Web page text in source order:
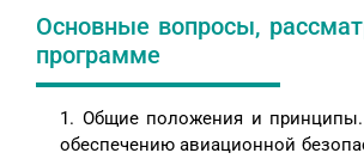
Основные вопросы,
программе
Общие положения и принципы.
обеспечению авиационной